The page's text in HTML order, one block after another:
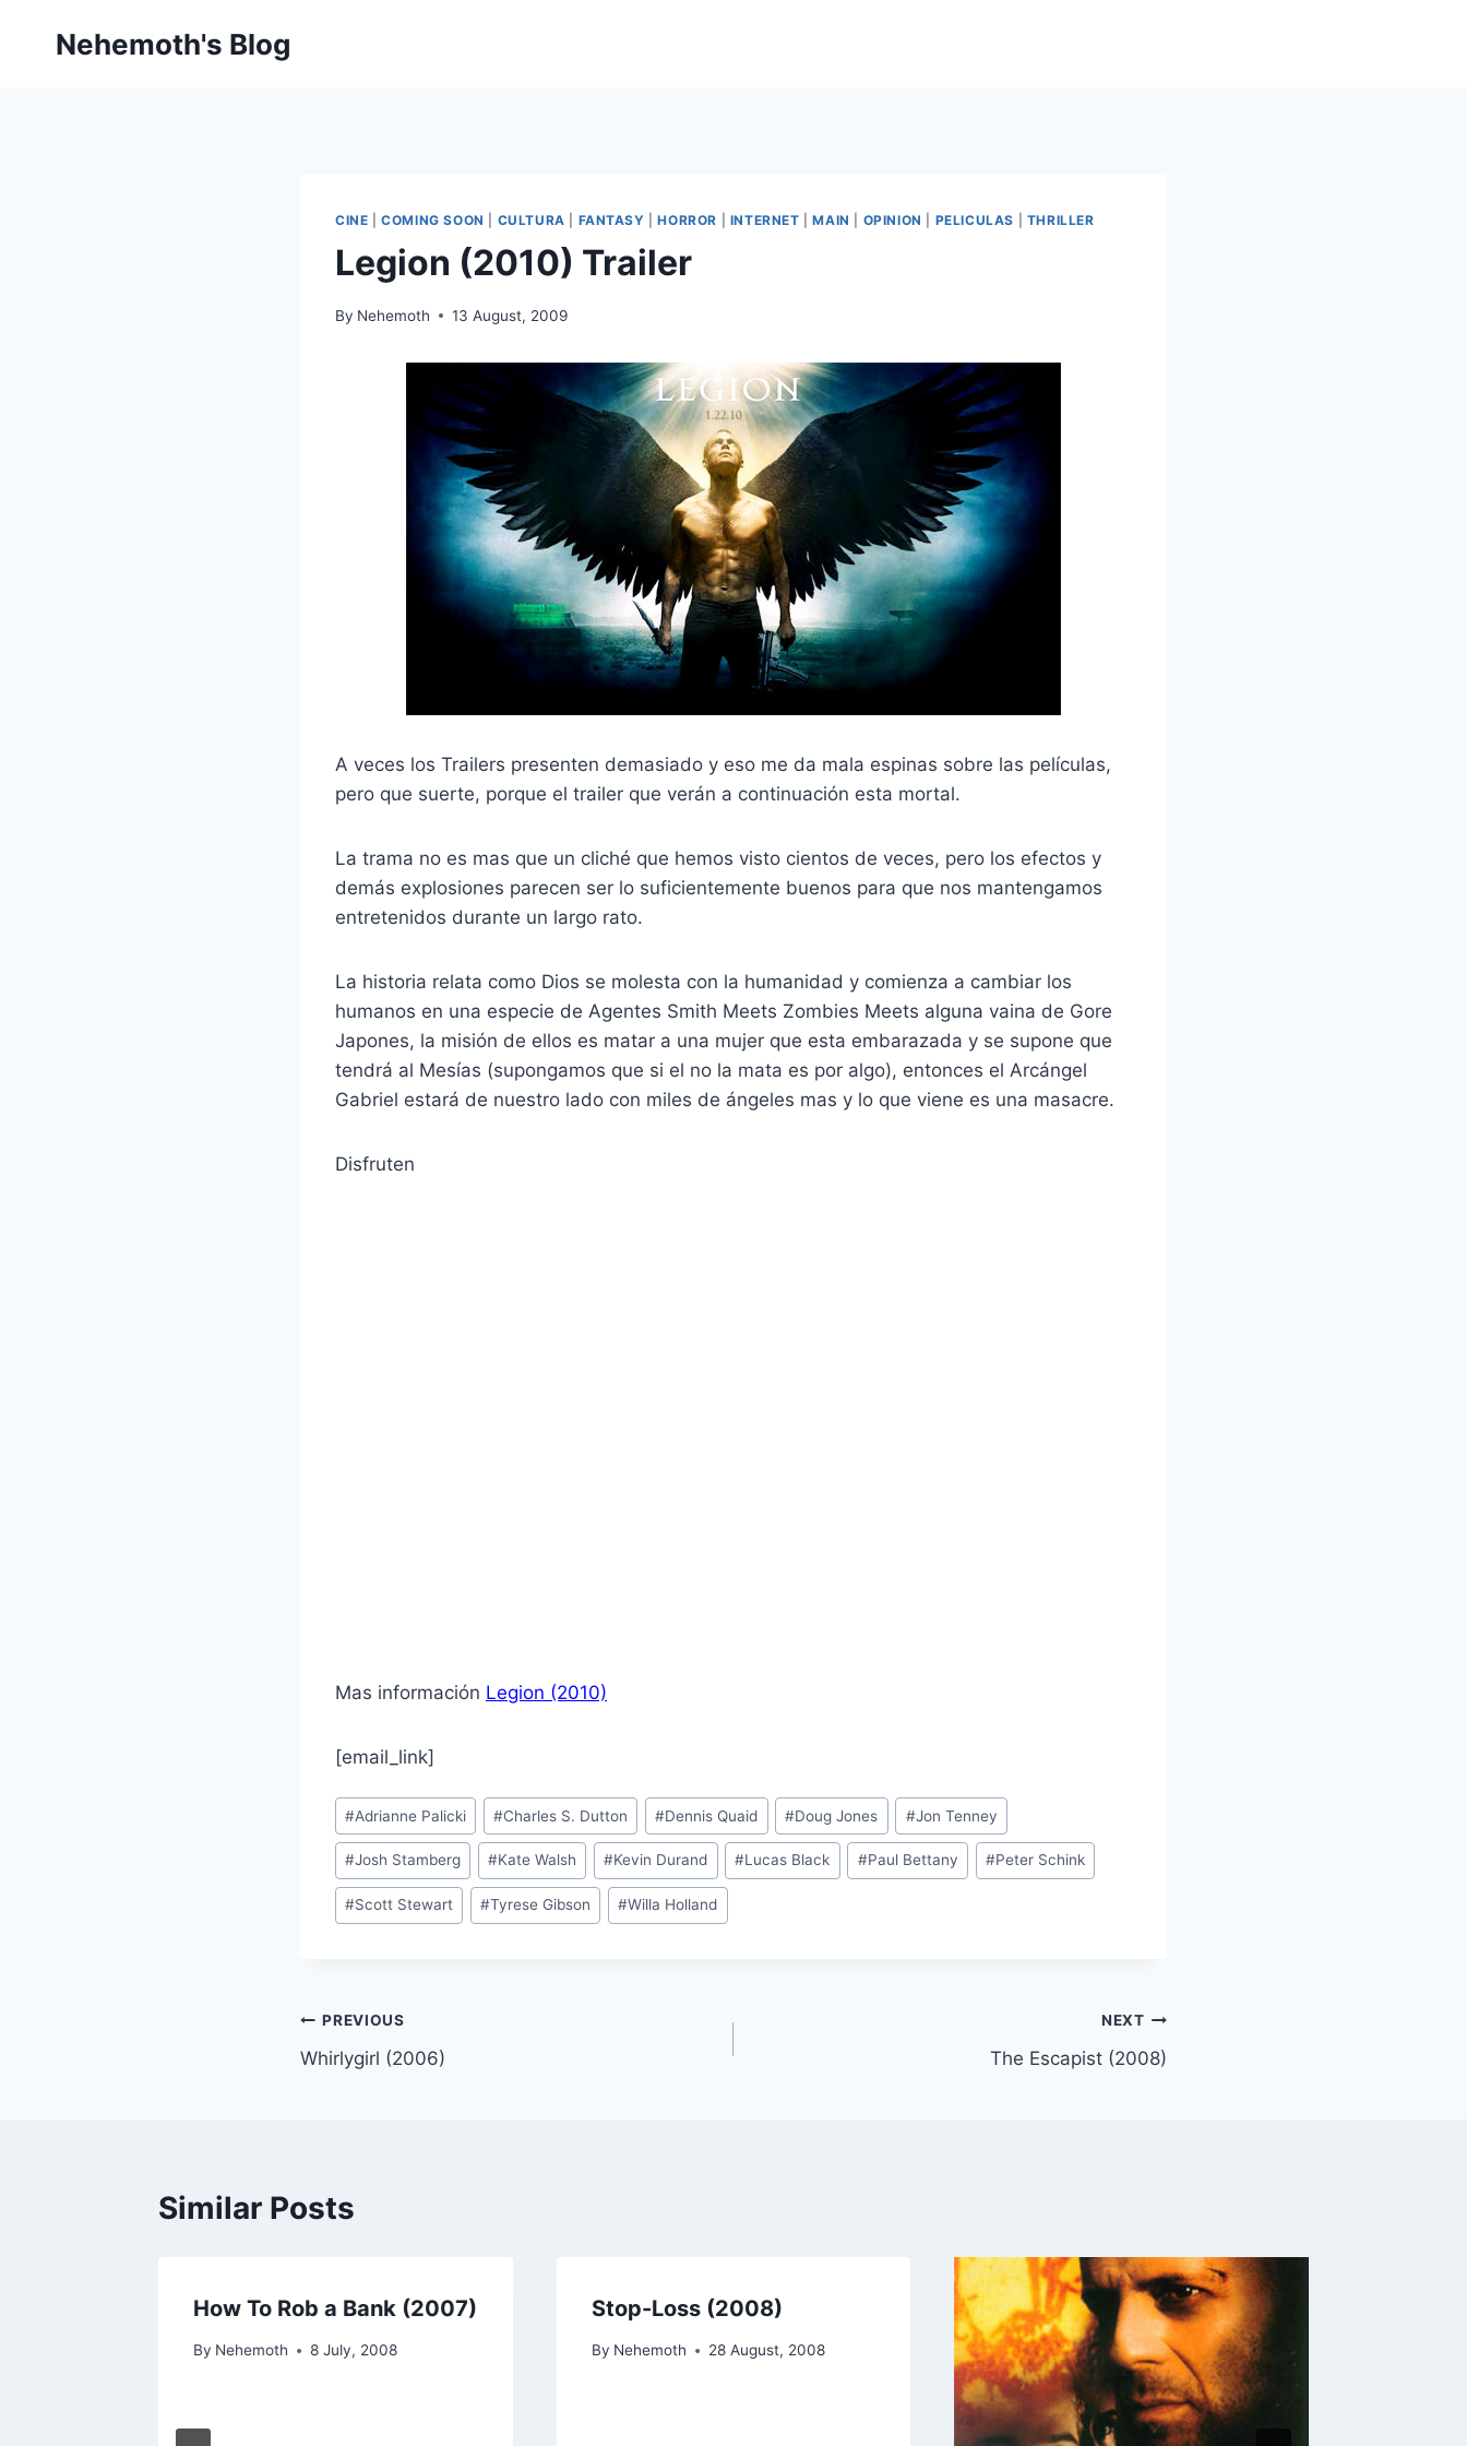
Nehemoth's Blog
CINE |COMING SOON CULTURA FANTASY |HORROR INTERNET |MAIN OPINION PELICULAS THRILLER
Legion (2010) Trailer
By Nehemoth 13 August, 2009
A veces los Trailers presenten demasiado y eso me da mala espinas sobre las películas,
pero que suerte, porque el trailer que verán a continuación esta mortal.
La trama no es mas que un cliché que hemos visto cientos de veces, pero los efectos y
demás explosiones parecen ser lo suficientemente buenos para que nos mantengamos
entretenidos durante un largo rato.
La historia relata como Dios se molesta con la humanidad y comienza a cambiar los
humanos en una especie de Agentes Smith Meets Zombies Meets alguna vaina de Gore
Japones, la misión de ellos es matar a una mujer que esta embarazada y se supone que
tendrá al Mesías (supongamos que si el no la mata es por algo), entonces el Arcángel
Gabriel estará de nuestro lado con miles de ángeles mas y lo que viene es una masacre.
Disfruten
Mas información Legion (2010)
[email_link]
Post
Tags:
#Adrianne Palicki #Charles S. Dutton #Dennis Quaid #Doug Jones #Jon Tenney
#Josh Stamberg #Kate Walsh #Kevin Durand #Lucas Black #Paul Bettany #Peter Schink
#Scott Stewart #Tyrese Gibson #Willa Holland
Post
navigation
PREVIOUS
Whirlygirl (2006)
NEXT
The Escapist (2008)
Similar Posts
How To Rob a Bank (2007)
By Nehemoth 8 July, 2008
Stop-Loss (2008)
By Nehemoth 28 August, 2008